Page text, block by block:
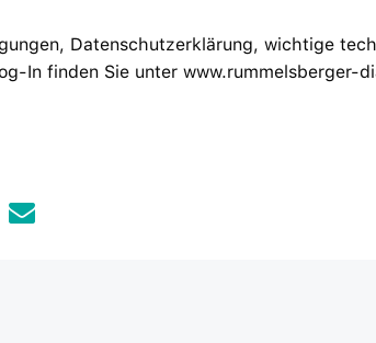
Datenschutzerklärung, wichtige
In finden Sie unter www.rummelsberger-